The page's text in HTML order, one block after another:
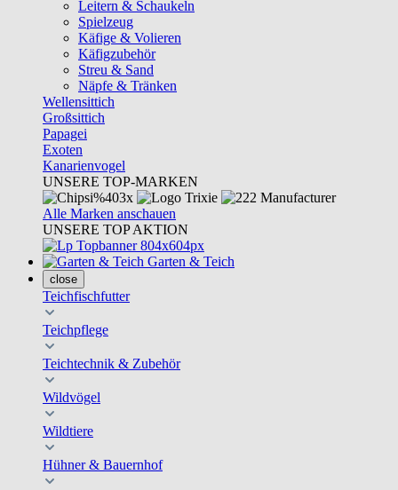
Leitern & Schaukeln
Spielzeug
Käfige & Volieren
Käfigzubehör
Streu & Sand
Näpfe & Tränken
Wellensittich
Großsittich
Papagei
Exoten
Kanarienvogel
UNSERE TOP-MARKEN
Alle Marken anschauen
UNSERE TOP AKTION
Garten & Teich
close
Teichfischfutter
Teichpflege
Teichtechnik & Zubehör
Wildvögel
Wildtiere
Hühner & Bauernhof